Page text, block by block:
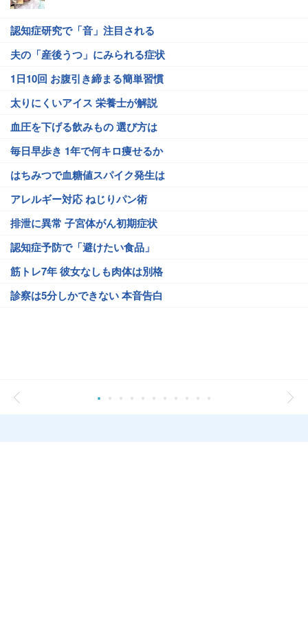
認知症研究で「音」注目される
夫の「産後うつ」にみられる症状
1日10回 お腹引き締まる簡単習慣
太りにくいアイス 栄養士が解説
血圧を下げる飲みもの 選び方は
毎日早歩き 1年で何キロ痩せるか
はちみつで血糖値スパイク発生は
アレルギー対応 ねじりパン術
排泄に異常 子宮体がん初期症状
認知症予防で「避けたい食品」
筋トレ7年 彼女なしも肉体は別格
診察は5分しかできない 本音告白